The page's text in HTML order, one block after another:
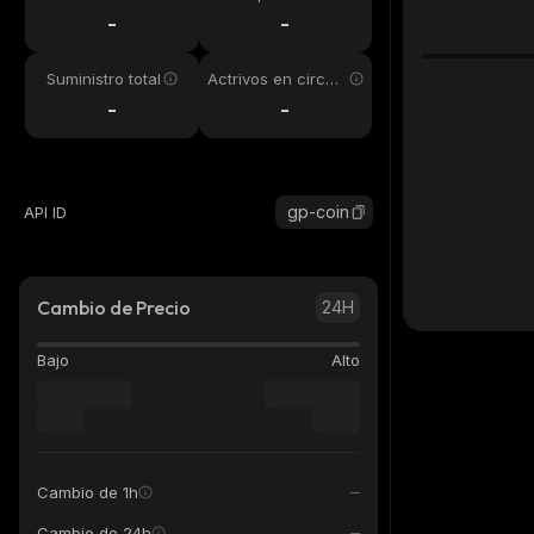
- -
Suministro total
-
Actrivos en circul
-
API ID gp-coin
Cambio de Precio 24H
Bajo Alto
Cambio de 1h